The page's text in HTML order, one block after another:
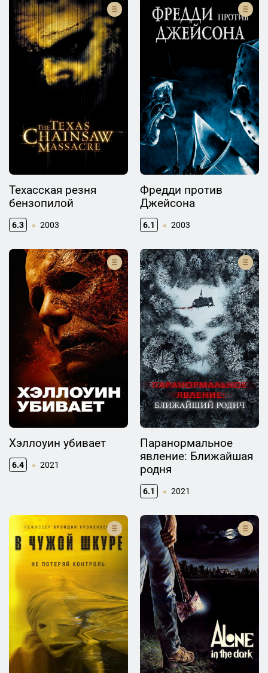
Техасская резня
бензопилой
6.3 2003
Фредди против
Джейсона
6.1 2003
Хэллоуин убивает
6.4 2021
Паранормальное
явление: Ближайшая
родня
6.1 2021